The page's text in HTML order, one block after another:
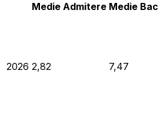
Medie Admitere Medie Bac
2026 2,82 7,47